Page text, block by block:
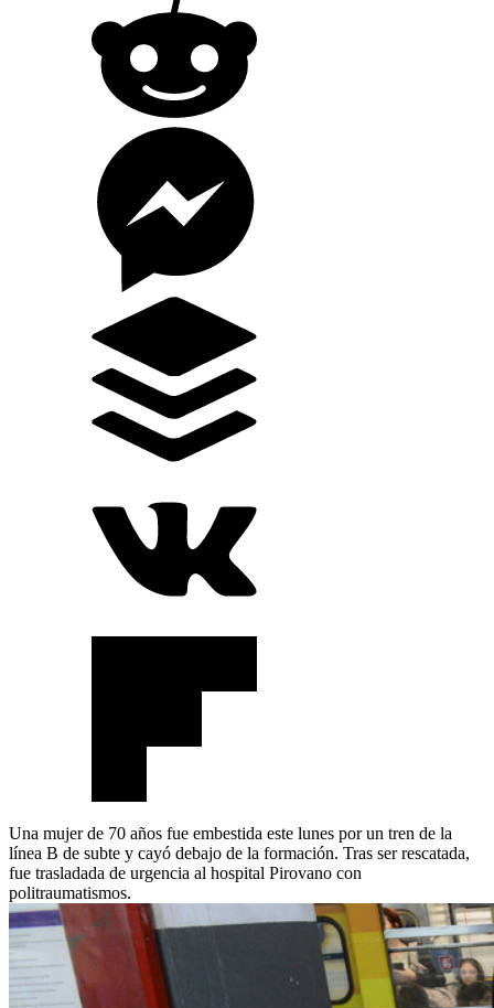
Una mujer de 70 años fue embestida este lunes por un tren de la
línea B de subte y cayó debajo de la formación. Tras ser rescatada,
fue trasladada de urgencia al hospital Pirovano con
politraumatismos.